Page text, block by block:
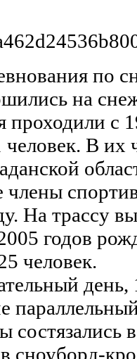
по
на
проходили
В их
члены
На трассу
годов
человек.
день,
состязались
сноуборд-